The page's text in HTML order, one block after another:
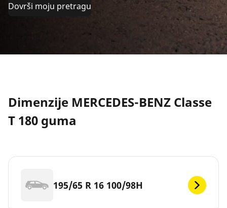
Dovrši moju pretragu
Dimenzije MERCEDES-BENZ Classe
T 180 guma
195/65 R 16 100/98H